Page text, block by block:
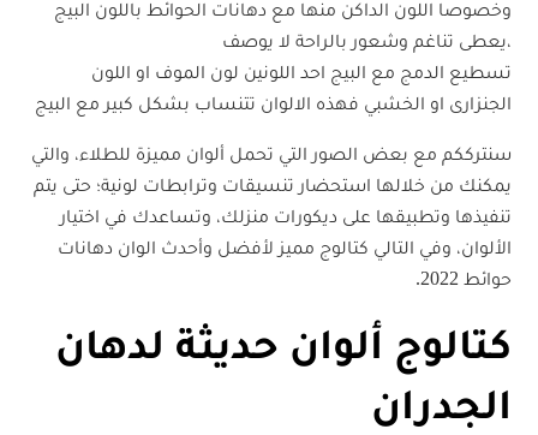
وخصوصا اللون الداكن منها مع دهانات الحوائط باللون البيج
،يعطى تناغم وشعور بالراحة لا يوصف
تسطيع الدمج مع البيج احد اللونين لون الموف او اللون
الجنزارى او الخشبي فهذه الالوان تتنساب بشكل كبير مع البيج
سنترككم مع بعض الصور التي تحمل ألوان مميزة للطلاء، والتي
يمكنك من خلالها استحضار تنسيقات وترابطات لونية؛ حتى يتم
تنفيذها وتطبيقها على ديكورات منزلك، وتساعدك في اختيار
الألوان، وفي التالي كتالوج مميز لأفضل وأحدث الوان دهانات
حوائط 2022.
كتالوج ألوان حديثة لدهان
الجدران